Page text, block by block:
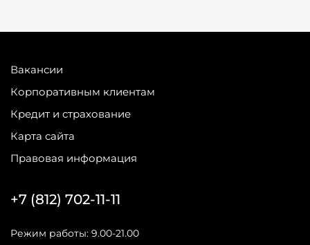
Вакансии
Корпоративным клиентам
Кредит и страхование
Карта сайта
Правовая информация
+7 (812) 702-11-11
Режим работы: 9.00-21.00